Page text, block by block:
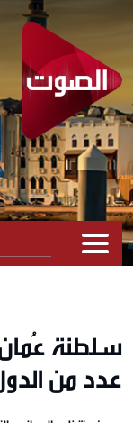
عدد من